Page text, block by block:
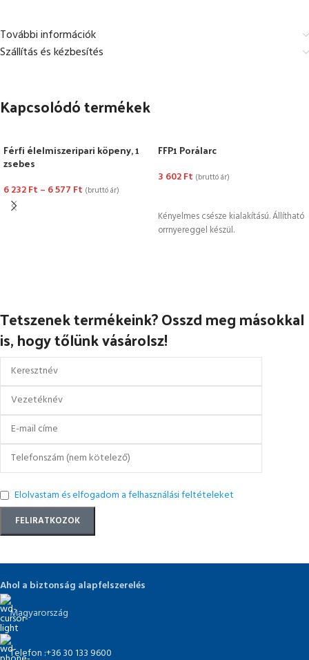
További információk
Szállítás és kézbesítés
Kapcsolódó termékek
Férfi élelmiszeripari köpeny, 1
zsebes
6 232Ft – 6 577 Ft (bruttó ár)
OPCIÓK VÁLASZTÁSA
FFP1 Porálarc
3 602Ft (bruttó ár)
Kényelmes csésze kialakítású. Állítható
orrnyereggel készül.
Tetszenek termékeink? Osszd meg másokkal
is, hogy tőlünk vásárolsz!
Elolvastam és elfogadom a felhasználási feltételeket
Ahol a biztonság alapfelszerelés
Magyarország
Telefon :+36 30 133 9600